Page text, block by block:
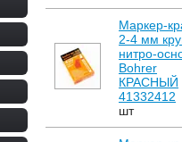
Маркер-
2-4 мм
нитро-
Bohrer
КРАСНЫЙ
41332412
шт